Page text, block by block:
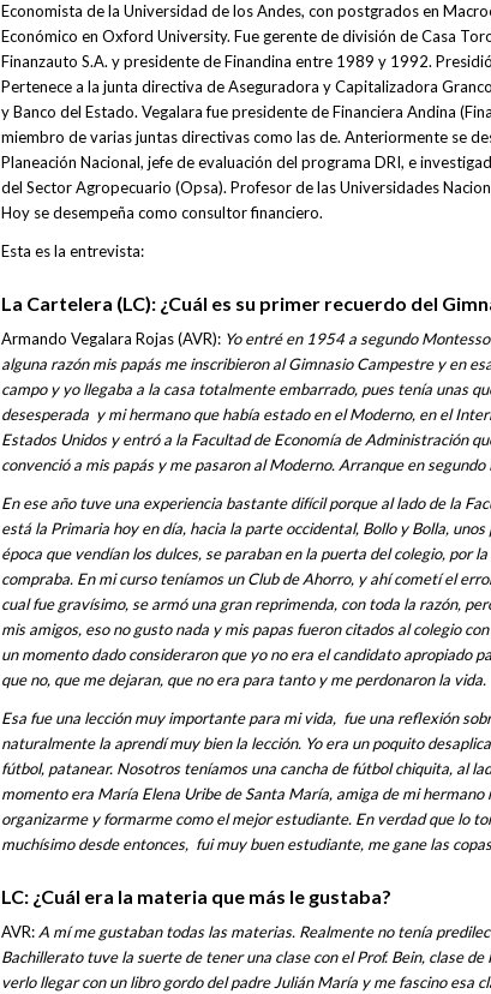
Economista de la Universidad de los Andes, con postgrados en
Económico en Oxford University. Fue gerente de división de Casa
Finanzauto S.A. y presidente de Finandina entre 1989 y 1992.
Pertenece a la junta directiva de Aseguradora y Capitalizadora
y Banco del Estado. Vegalara fue presidente de Financiera Andina
miembro de varias juntas directivas como las de. Anteriormente se
Planeación Nacional, jefe de evaluación del programa DRI, e
del Sector Agropecuario (Opsa). Profesor de las Universidades
Hoy se desempeña como consultor financiero.
Esta es la entrevista:
La Cartelera (LC): ¿Cuál es su primer recuerdo del
Armando Vegalara Rojas (AVR): Yo entré en 1954 a segundo
alguna razón mis papás me inscribieron al Gimnasio Campestre y en
campo y yo llegaba a la casa totalmente embarrado, pues tenía unas
desesperada y mi hermano que había estado en el Moderno, en el
Estados Unidos y entró a la Facultad de Economía de Administración
convenció a mis papás y me pasaron al Moderno. Arranque en
En ese año tuve una experiencia bastante difícil porque al lado de la
está la Primaria hoy en día, hacia la parte occidental, Bollo y Bolla,
época que vendían los dulces, se paraban en la puerta del colegio, por
compraba. En mi curso teníamos un Club de Ahorro, y ahí cometí el
cual fue gravísimo, se armó una gran reprimenda, con toda la razón,
mis amigos, eso no gusto nada y mis papas fueron citados al colegio
un momento dado consideraron que yo no era el candidato apropiado
que no, que me dejaran, que no era para tanto y me perdonaron la vida.
Esa fue una lección muy importante para mi vida, fue una reflexión
naturalmente la aprendí muy bien la lección. Yo era un poquito
fútbol, patanear. Nosotros teníamos una cancha de fútbol chiquita, al
momento era María Elena Uribe de Santa María, amiga de mi hermano
organizarme y formarme como el mejor estudiante. En verdad que lo
muchísimo desde entonces, fui muy buen estudiante, me gane las
LC: ¿Cuál era la materia que más le gustaba?
AVR:A mí me gustaban todas las materias. Realmente no tenía
Bachillerato tuve la suerte de tener una clase con el Prof. Bein, clase
verlo llegar con un libro gordo del padre Julián María y me fascino esa